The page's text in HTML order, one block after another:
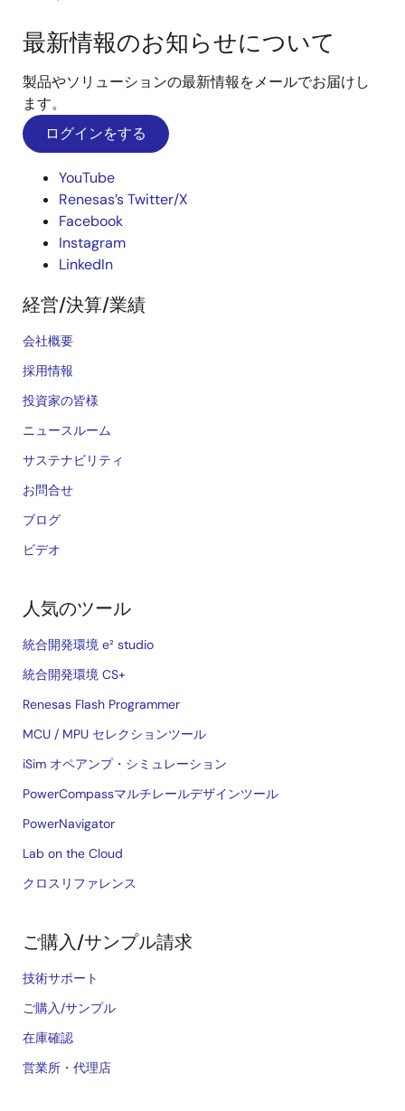
最新情報のお知らせについて
製品やソリューションの最新情報をメールでお届けし
ます。
ログインをする
YouTube
Renesas’s Twitter/X
Facebook
Instagram
LinkedIn
経営/決算/業績
会社概要
採用情報
投資家の皆様
ニュースルーム
サステナビリティ
お問合せ
ブログ
ビデオ
人気のツール
統合開発環境 e² studio
統合開発環境 CS+
Renesas Flash Programmer
MCU / MPU セレクションツール
iSim オペアンプ・シミュレーション
PowerCompassマルチレールデザインツール
PowerNavigator
Lab on the Cloud
クロスリファレンス
ご購入/サンプル請求
技術サポート
ご購入/サンプル
在庫確認
営業所・代理店